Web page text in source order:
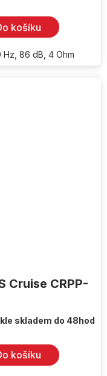
košíku
Hz, 86 dB, 4 Ohm
Cruise CRPP-
skladem do 48hod
košíku